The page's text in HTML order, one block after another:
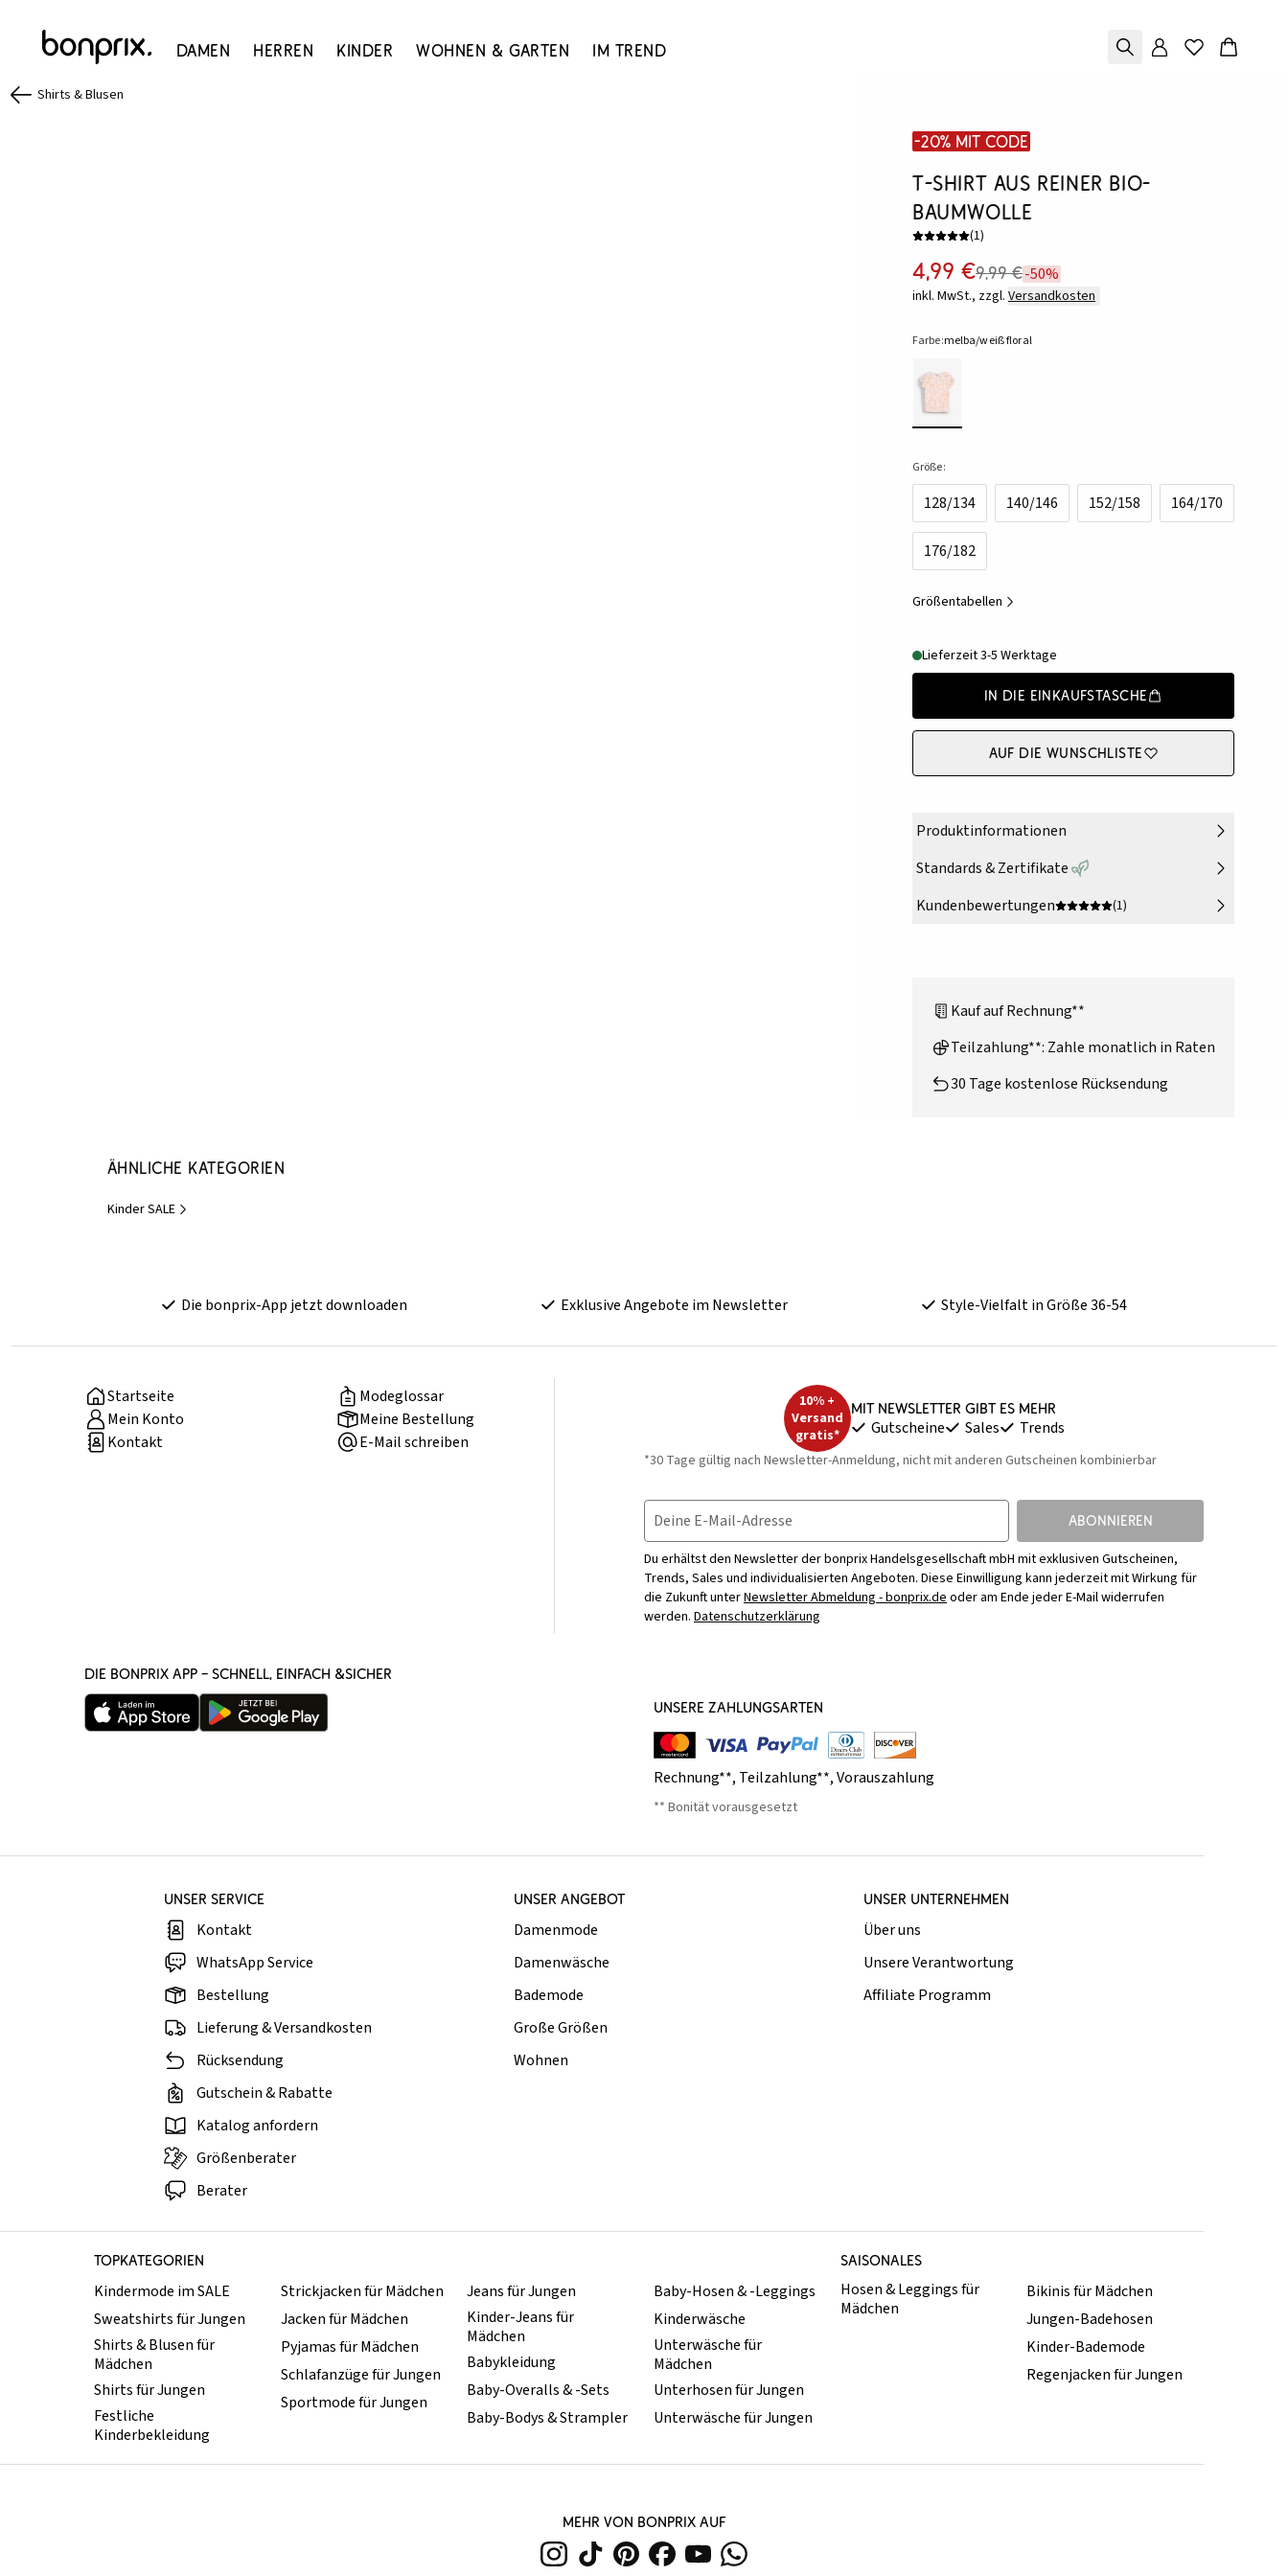
Damen Herren Kinder Wohnen & Garten Im Trend
Shirts & Blusen
-20% mit Code
T-Shirt aus reiner Bio-
Baumwolle
(1)
4,99 €9,99 €-50%
inkl. MwSt., zzgl. Versandkosten
Farbe:melba/weiß floral
Größe:
128/134 140/146 152/158 164/170
176/182
Größentabellen
Lieferzeit 3-5 Werktage
In die Einkaufstasche
Auf die Wunschliste
Produktinformationen
Standards & Zertifikate
Kundenbewertungen
(1)
Kauf auf Rechnung**
Teilzahlung**: Zahle monatlich in Raten
30 Tage kostenlose Rücksendung
Ähnliche Kategorien
Kinder SALE
Die bonprix-App jetzt downloaden Exklusive Angebote im Newsletter Style-Vielfalt in Größe 36-54
Startseite
Modeglossar
Mein Konto
Meine Bestellung
Kontakt
E-Mail schreiben
10% +
Versand
gratis*
Mit Newsletter gibt es mehr
Gutscheine Sales Trends
*30 Tage gültig nach Newsletter-Anmeldung, nicht mit anderen Gutscheinen kombinierbar
Deine E-Mail-Adresse ABONNIEREN
Du erhältst den Newsletter der bonprix Handelsgesellschaft mbH mit exklusiven Gutscheinen,
Trends, Sales und individualisierten Angeboten. Diese Einwilligung kann jederzeit mit Wirkung für
die Zukunft unterNewsletter Abmeldung - bonprix.deoder am Ende jeder E-Mail widerrufen
werden. Datenschutzerklärung
DIE BONPRIX APP – SCHNELL, EINFACH &SICHER
UNSERE ZAHLUNGSARTEN
Rechnung**, Teilzahlung**,Vorauszahlung
** Bonität vorausgesetzt
UNSER SERVICE
Kontakt
WhatsApp Service
Bestellung
Lieferung & Versandkosten
Rücksendung
Gutschein & Rabatte
Katalog anfordern
Größenberater
Berater
UNSER ANGEBOT
Damenmode
Damenwäsche
Bademode
Große Größen
Wohnen
UNSER UNTERNEHMEN
Über uns
Unsere Verantwortung
Affiliate Programm
TOPKATEGORIEN SAISONALES
Kindermode im SALE
Sweatshirts für Jungen
Shirts & Blusen für
Mädchen
Shirts für Jungen
Festliche
Kinderbekleidung
Strickjacken für Mädchen
Jacken für Mädchen
Pyjamas für Mädchen
Schlafanzüge für Jungen
Sportmode für Jungen
Jeans für Jungen
Kinder-Jeans für
Mädchen
Babykleidung
Baby-Overalls & -Sets
Baby-Bodys & Strampler
Baby-Hosen & -Leggings
Kinderwäsche
Unterwäsche für
Mädchen
Unterhosen für Jungen
Unterwäsche für Jungen
Hosen & Leggings für
Mädchen
Bikinis für Mädchen
Jungen-Badehosen
Kinder-Bademode
Regenjacken für Jungen
MEHR VON BONPRIX AUF